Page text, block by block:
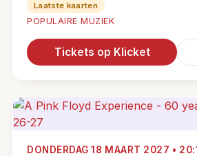
Laatste kaarten
POPULAIRE MUZIEK
Tickets op Klicket
DONDERDAG 18 MAART 2027 •